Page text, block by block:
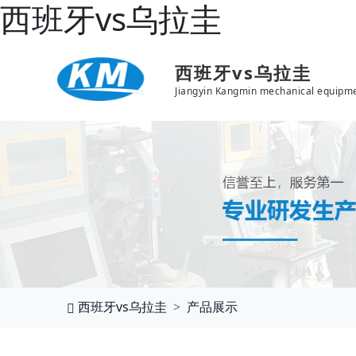
西班牙vs乌拉圭
西班牙vs乌拉圭
Jiangyin Kangmin mechanical
西班牙vs乌拉圭 产品展示